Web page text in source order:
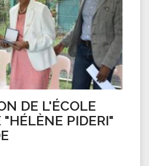
DE L'ÉCOLE
PIDERI"